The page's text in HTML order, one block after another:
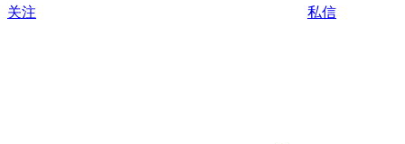
关注 私信